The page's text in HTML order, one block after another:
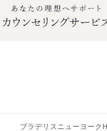
ブラデリスニューヨーク